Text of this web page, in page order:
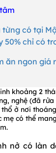
từng có tại
50% chỉ có
ăn ngon giá
khoảng 2
nghệ (đã
ở nơi
mẹ có thể
nở có làn